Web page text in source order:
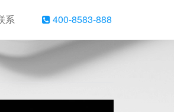
系 400-8583-888